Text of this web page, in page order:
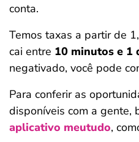
conta.
Temos taxas a partir de
cai entre 10 minutos e 1
negativado, você pode
Para conferir as
disponíveis com a gente,
aplicativo meutudo,